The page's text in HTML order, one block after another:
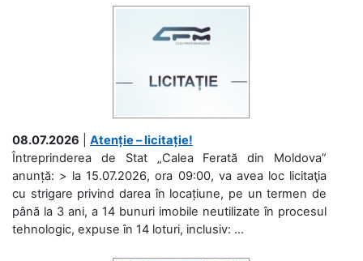
08.07.2026
Atenție – licitație!
Întreprinderea de Stat „Calea Ferată din Moldova”
anunță: > la 15.07.2026, ora 09:00, va avea loc licitaţia
cu strigare privind darea în locațiune, pe un termen de
până la 3 ani, a 14 bunuri imobile neutilizate în procesul
tehnologic, expuse în 14 loturi, inclusiv: ...